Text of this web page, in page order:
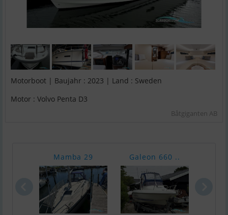
Motorboot | Baujahr : 2023 | Land : Sweden
Motor : Volvo Penta D3
Båtgiganten AB
Mamba 29 Galeon 660 ..